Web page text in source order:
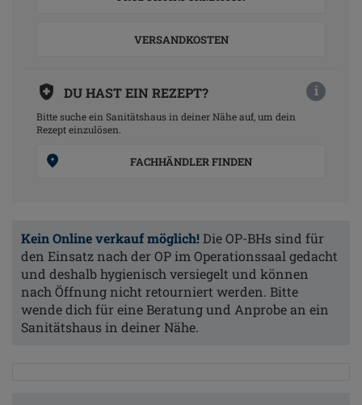
VERSANDKOSTEN
DU HAST EIN REZEPT? i
Bitte suche ein Sanitätshaus in deiner Nähe auf, um dein
Rezept einzulösen.
FACHHÄNDLER FINDEN
Kein Online verkauf möglich! Die OP-BHs sind für
den Einsatz nach der OP im Operationssaal gedacht
und deshalb hygienisch versiegelt und können
nach Öffnung nicht retourniert werden. Bitte
wende dich für eine Beratung und Anprobe an ein
Sanitätshaus in deiner Nähe.